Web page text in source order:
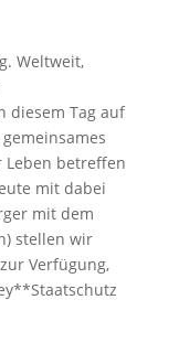
Weltweit,
diesem Tag auf
Leben betreffen
mit dabei
mit dem
stellen wir
Verfügung,